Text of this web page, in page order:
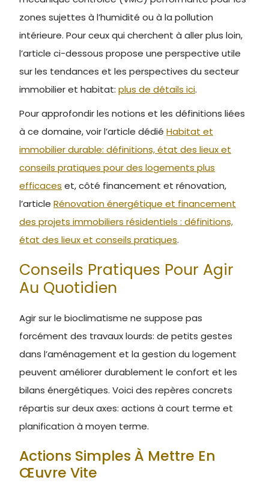
zones sujettes à l’humidité ou à la pollution
intérieure. Pour ceux qui cherchent à aller plus loin,
l’article ci-dessous propose une perspective utile
sur les tendances et les perspectives du secteur
immobilier et habitat: plus de détails ici.
Pour approfondir les notions et les définitions liées
à ce domaine, voir l’article dédié Habitat et
immobilier durable: définitions, état des lieux et
conseils pratiques pour des logements plus
efficaces et, côté financement et rénovation,
l’article Rénovation énergétique et financement
des projets immobiliers résidentiels : définitions,
état des lieux et conseils pratiques.
Conseils Pratiques Pour Agir
Au Quotidien
Agir sur le bioclimatisme ne suppose pas
forcément des travaux lourds: de petits gestes
dans l’aménagement et la gestion du logement
peuvent améliorer durablement le confort et les
bilans énergétiques. Voici des repères concrets
répartis sur deux axes: actions à court terme et
planification à moyen terme.
Actions Simples À Mettre En
Œuvre Vite